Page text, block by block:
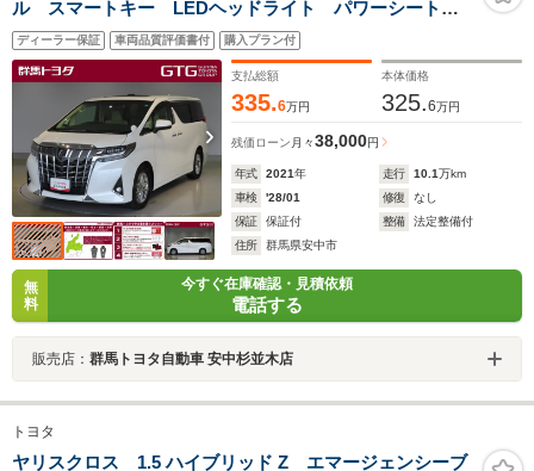
ル スマートキー LEDヘッドライト パワーシート
ETC デュアルエアコン メモリーナビ 定期点検記録
簿 ミュージックプレイヤー接続 横滑り防止機能 ア
ルミホイール
ディーラー保証 車両品質評価書付 購入プラン付
支払総額
335.6万円
本体価格
325.6万円
残価ローン 月々38,000円
年式 2021年 走行 10.1万km
車検
'28/01 修復
なし
保証
保証付 整備
法定整備付
住所
群馬県安中市
無
料
今すぐ在庫確認・見積依頼
電話する
販売店： 群馬トヨタ自動車 安中杉並木店
トヨタ
ヤリスクロス 1.5 ハイブリッド Z エマージェンシーブ